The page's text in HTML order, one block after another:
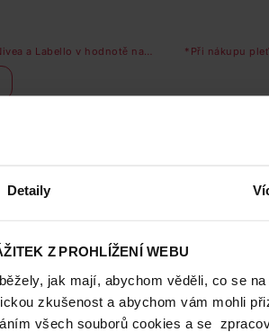
Detaily
Z PROHLÍŽENÍ WEBU
jak mají, abychom věděli, co se
zkušenost a abychom vám mohli
všech souborů cookies a se
a Labello v hodnotě nad
očí zdarma
*Při nákupu
Dárek*